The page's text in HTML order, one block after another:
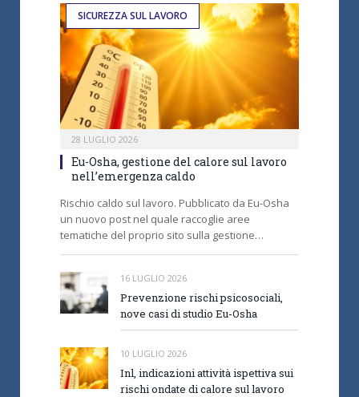
SICUREZZA SUL LAVORO
28 LUGLIO 2026
Eu-Osha, gestione del calore sul lavoro
nell’emergenza caldo
Rischio caldo sul lavoro. Pubblicato da Eu-Osha
un nuovo post nel quale raccoglie aree
tematiche del proprio sito sulla gestione…
16 LUGLIO 2026
Prevenzione rischi psicosociali,
nove casi di studio Eu-Osha
10 LUGLIO 2026
Inl, indicazioni attività ispettiva sui
rischi ondate di calore sul lavoro